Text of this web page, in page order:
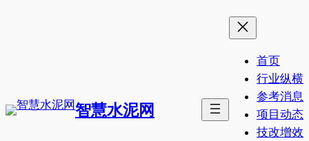
智慧水泥网
首页
行业纵横
参考消息
项目动态
技改增效